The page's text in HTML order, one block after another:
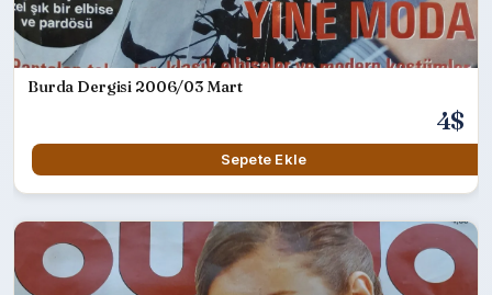
Burda Dergisi 2006/03 Mart
4$
Sepete Ekle